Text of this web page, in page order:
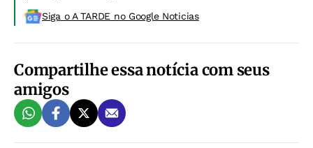
Siga o A TARDE no Google Noticias
Compartilhe essa notícia com seus
amigos